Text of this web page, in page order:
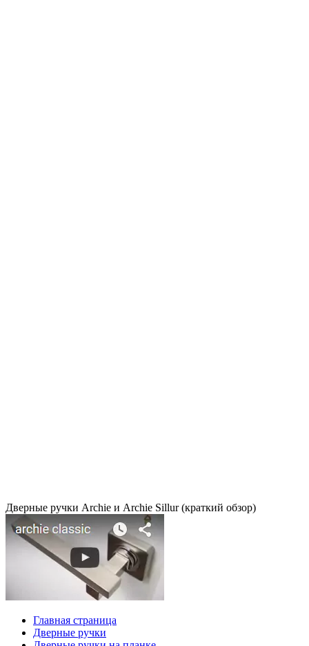
Дверные ручки Archie и Archie Sillur (краткий обзор)
Главная страница
Дверные ручки